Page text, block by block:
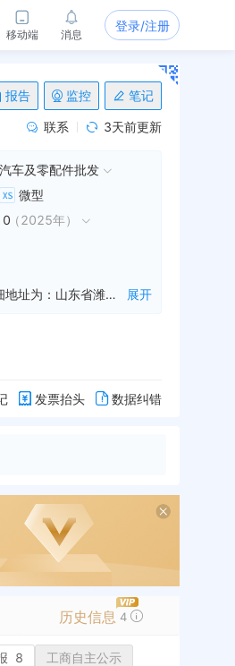
移动端 消息
登录/注册
报告 监控 笔记
联系 3天前更新
汽车及零配件批发
微型
0（2025年）
潍坊立兴农业发展有限公司是一家从事智能农业管理,畜牧渔业饲料销售,饲料原料销售等业务的公司，成立于2018年07月02日，公司坐落在山东省，详细地址为：山东省潍坊市寿光市双王城生态经济园区李家坞村东往北1000米路东;经国家企业信用信息公示系统查询得知，潍坊立兴农业发展有限公司的信用代码/税号为91370783MA3M38B51K，法人是徐存浩，注册资本为100.000000万，企业的经营范围为:一般项目：智能农业管理；畜牧渔业饲料销售；饲料原料销售；畜禽收购；草种植；装卸搬运；农业机械销售；建筑材料销售；轻质建筑材料销售；砖瓦销售；园林绿化工程施工；土石方工程施工；五金产品批发；五金产品零售；农业机械服务；机械设备租赁；专用设备修理；通用设备修理；粮油仓储服务；塑料制品销售；农业科学研究和试验发展；针纺织品及原料销售；畜禽粪污处理利用；农作物种子经营（仅限不再分装的包装种子）；专业保洁、清洗、消毒服务；家政服务；劳务服务（不含劳务派遣）。（除依法须经批准的项目外，凭营业执照依法自主开展经营活动）许可项目：牲畜屠宰；饲料生产；动物饲养；牲畜饲养；种畜禽经营；农作物种子经营；建设工程施工；住宅室内装饰装修；林木种子生产经营；餐饮服务。（依法须经批准的项目，经相关部门批准后方可开展经营活动，具体经营项目以相关部门批准文件或许可证件为准） 展开
发票抬头 数据纠错
历史信息 4
8
工商自主公示